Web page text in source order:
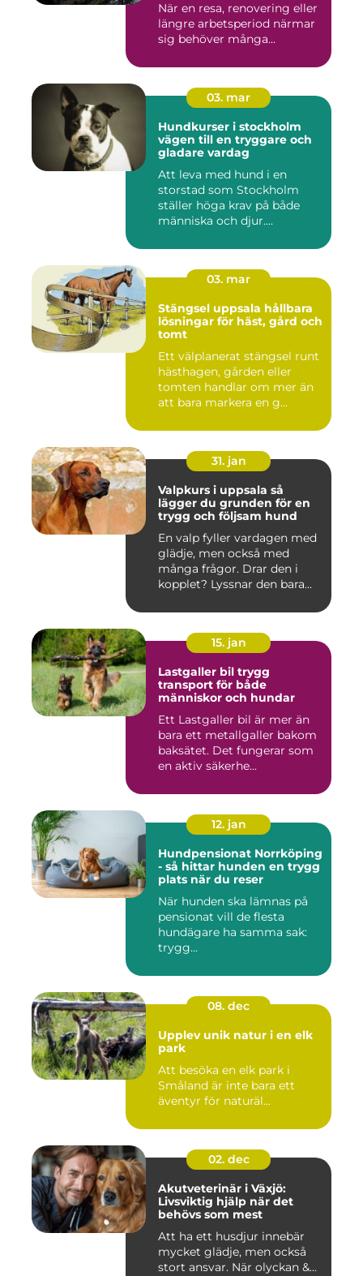
När en resa, renovering eller
längre arbetsperiod närmar
sig behöver många...
03. mar
Hundkurser i stockholm
vägen till en tryggare och
gladare vardag
Att leva med hund i en
storstad som Stockholm
ställer höga krav på både
människa och djur.
03. mar
Stängsel uppsala hållbara
lösningar för häst, gård och
tomt
Ett välplanerat stängsel runt
hästhagen, gården eller
tomten handlar om mer än
att bara markera en g...
31. jan
Valpkurs i uppsala så
lägger du grunden för en
trygg och följsam hund
En valp fyller vardagen med
glädje, men också med
många frågor. Drar den i
kopplet? Lyssnar den bara...
15. jan
Lastgaller bil trygg
transport för både
människor och hundar
Ett Lastgaller bil är mer än
bara ett metallgaller bakom
baksätet. Det fungerar som
en aktiv säkerhe...
12. jan
Hundpensionat Norrköping
- så hittar hunden en trygg
plats när du reser
När hunden ska lämnas på
pensionat vill de flesta
hundägare ha samma sak:
trygg...
08. dec
Upplev unik natur i en elk
park
Att besöka en elk park i
Småland är inte bara ett
äventyr för naturäl...
02. dec
Akutveterinär i Växjö:
Livsviktig hjälp när det
behövs som mest
Att ha ett husdjur innebär
mycket glädje, men också
stort ansvar. När olyckan &...